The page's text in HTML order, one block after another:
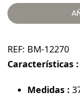
REF: BM-12270
Características :
Medidas :